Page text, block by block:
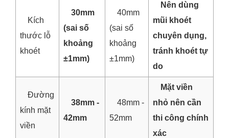
Kích
thước lỗ
khoét
30mm
(sai số
khoảng
±1mm)
40mm
(sai số
khoảng
±1mm)
Nên dùng
mũi khoét
chuyên dụng,
tránh khoét tự
do
Đường
kính mặt
viền
38mm -
42mm
48mm -
52mm
Mặt viền
nhỏ nên cần
thi công chính
xác